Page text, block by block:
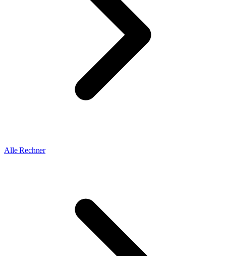
Alle Rechner